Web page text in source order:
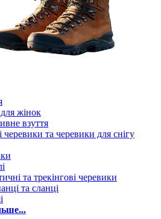
жінок
взуття
черевики та черевики для снігу
та трекінгові черевики
та сланці